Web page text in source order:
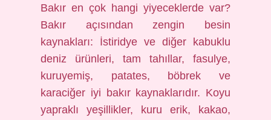
Bakır en çok hangi yiyeceklerde var?
Bakır açısından zengin besin
kaynakları: İstiridye ve diğer kabuklu
deniz ürünleri, tam tahıllar, fasulye,
kuruyemiş, patates, böbrek ve
karaciğer iyi bakır kaynaklarıdır. Koyu
yapraklı yeşillikler, kuru erik, kakao,